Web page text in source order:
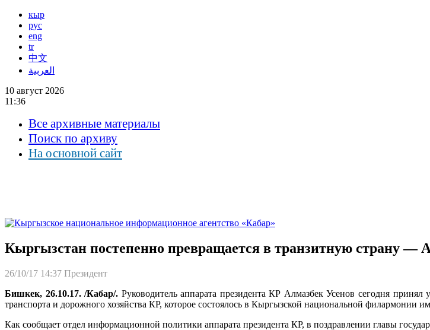
кыр
рус
eng
tr
中文
العربية
10 август 2026
11:36
Все архивные материалы
Поиск по архиву
На основной сайт
Кыргызстан постепенно превращается в транзитную страну —
26/10/17 14:37 Президент
Бишкек, 26.10.17. /Кабар/. Руководитель аппарата президента КР Алмазбек Усенов сегодня
транспорта и дорожного хозяйства КР, которое состоялось в Кыргызской национальной филармонии
Как сообщает отдел информационной политики аппарата президента КР, в поздравлении главы